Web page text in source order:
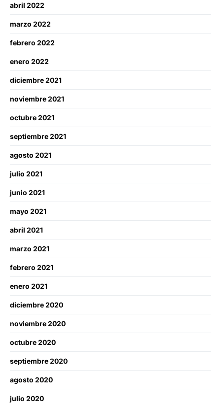
abril 2022
marzo 2022
febrero 2022
enero 2022
diciembre 2021
noviembre 2021
octubre 2021
septiembre 2021
agosto 2021
julio 2021
junio 2021
mayo 2021
abril 2021
marzo 2021
febrero 2021
enero 2021
diciembre 2020
noviembre 2020
octubre 2020
septiembre 2020
agosto 2020
julio 2020